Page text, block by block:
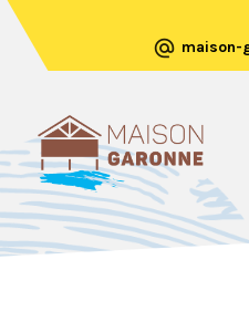
alternate_email maison-